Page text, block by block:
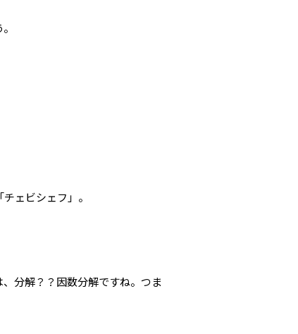
ェビシェフ」。
分解？？因数分解ですね。つま